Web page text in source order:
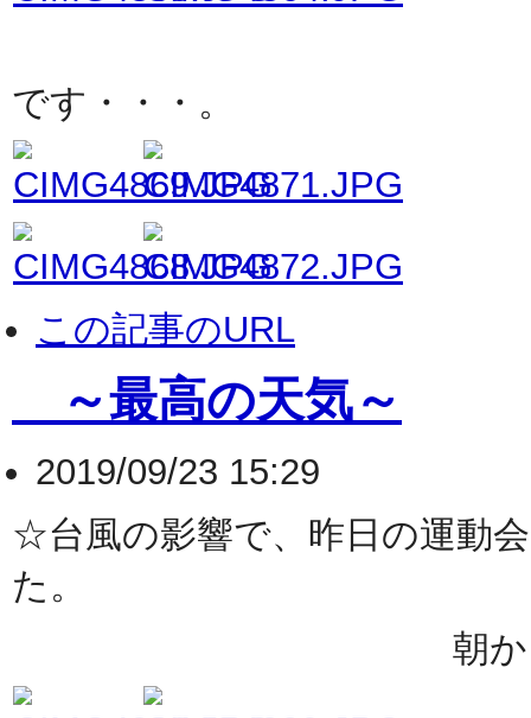
です・・・。
この記事のURL
～最高の天気～
2019/09/23 15:29
☆台風の影響で、昨日の運動
た。
朝から雲一つ